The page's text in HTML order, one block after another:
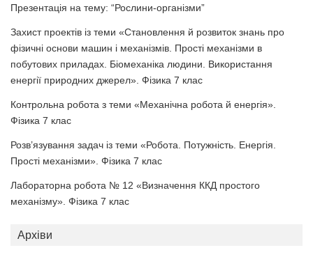
Презентація на тему: “Рослини-організми”
Захист проектів із теми «Становлення й розвиток знань про
фізичні основи машин і механізмів. Прості механізми в
побутових приладах. Біомеханіка людини. Використання
енергії природних джерел». Фізика 7 клас
Контрольна робота з теми «Механічна робота й енергія».
Фізика 7 клас
Розв’язування задач із теми «Робота. Потужність. Енергія.
Прості механізми». Фізика 7 клас
Лабораторна робота № 12 «Визначення ККД простого
механізму». Фізика 7 клас
Архіви